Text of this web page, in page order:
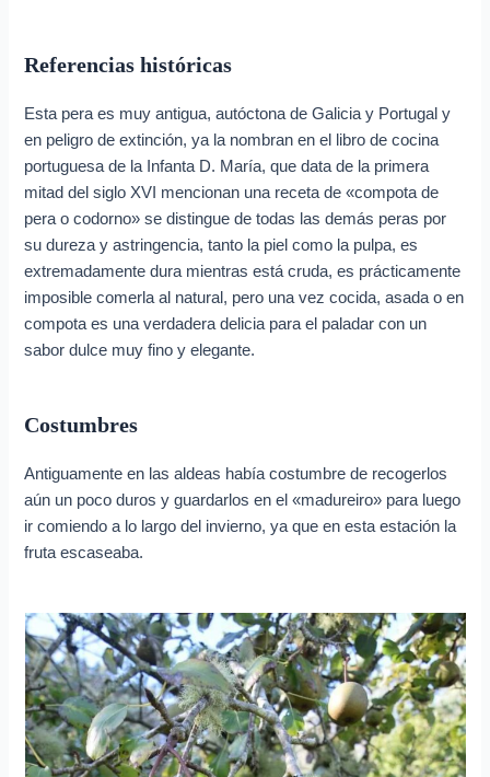
Referencias históricas
Esta pera es muy antigua, autóctona de Galicia y Portugal y
en peligro de extinción, ya la nombran en el libro de cocina
portuguesa de la Infanta D. María, que data de la primera
mitad del siglo XVI mencionan una receta de «compota de
pera o codorno» se distingue de todas las demás peras por
su dureza y astringencia, tanto la piel como la pulpa, es
extremadamente dura mientras está cruda, es prácticamente
imposible comerla al natural, pero una vez cocida, asada o en
compota es una verdadera delicia para el paladar con un
sabor dulce muy fino y elegante.
Costumbres
Antiguamente en las aldeas había costumbre de recogerlos
aún un poco duros y guardarlos en el «madureiro» para luego
ir comiendo a lo largo del invierno, ya que en esta estación la
fruta escaseaba.